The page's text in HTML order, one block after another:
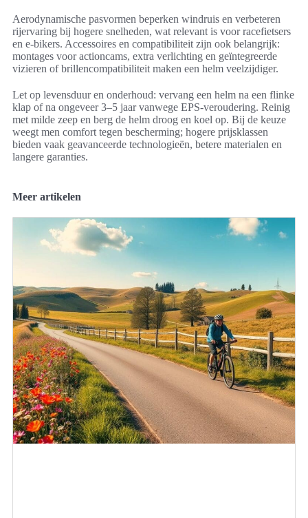
Aerodynamische pasvormen beperken windruis en verbeteren
rijervaring bij hogere snelheden, wat relevant is voor racefietsers
en e-bikers. Accessoires en compatibiliteit zijn ook belangrijk:
montages voor actioncams, extra verlichting en geïntegreerde
vizieren of brillencompatibiliteit maken een helm veelzijdiger.
Let op levensduur en onderhoud: vervang een helm na een flinke
klap of na ongeveer 3–5 jaar vanwege EPS-veroudering. Reinig
met milde zeep en berg de helm droog en koel op. Bij de keuze
weegt men comfort tegen bescherming; hogere prijsklassen
bieden vaak geavanceerde technologieën, betere materialen en
langere garanties.
Meer artikelen